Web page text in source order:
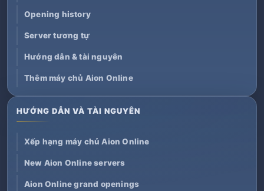
Opening history
Server tương tự
Hướng dẫn & tài nguyên
Thêm máy chủ Aion Online
HƯỚNG DẪN VÀ TÀI NGUYÊN
Xếp hạng máy chủ Aion Online
New Aion Online servers
Aion Online grand openings